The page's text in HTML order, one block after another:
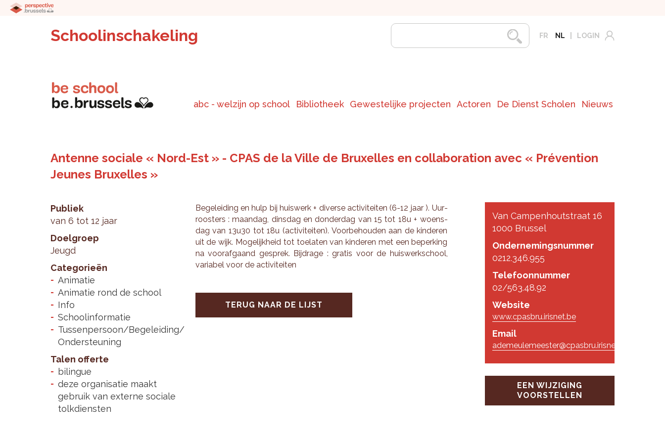
Schoolinschakeling FR NL LOGIN
abc - welzijn op school Bibliotheek Gewestelijke projecten Actoren De Dienst Scholen Nieuws
Antenne sociale « Nord-Est » - CPAS de la Ville de Bruxelles en collaboration avec « Prévention
Jeunes Bruxelles »
Publiek
van 6 tot 12 jaar
Doelgroep
Jeugd
Categorieën
Animatie
Animatie rond de school
Info
Schoolinformatie
Tussenpersoon/Begeleiding/
Ondersteuning
Talen offerte
bilingue
deze organisatie maakt
gebruik van externe sociale
tolkdiensten
Van Campenhoutstraat 16
1000 Brussel
Ondernemingsnummer
0212.346.955
Telefoonnummer
02/563.48.92
Website
www.cpasbru.irisnet.be
Email
ademeulemeester@cpasbru.irisnet.be
EEN WIJZIGING
VOORSTELLEN
Be­ge­lei­ding en hulp bij huis­werk + di­ver­se ac­ti­vi­tei­ten (6-12 jaar ). Uur­
roos­ters : maan­dag, dins­dag en don­der­dag van 15 tot 18u + woens­
dag van 13u30 tot 18u (ac­ti­vi­tei­ten). Voor­be­hou­den aan de kin­de­ren
uit de wijk. Mo­ge­lijk­heid tot toe­la­ten van kin­de­ren met een be­per­king
na voor­af­gaand ge­sprek. Bij­dra­ge : gra­tis voor de huis­werk­school,
va­ri­a­bel voor de ac­ti­vi­tei­ten
TERUG NAAR DE LIJST